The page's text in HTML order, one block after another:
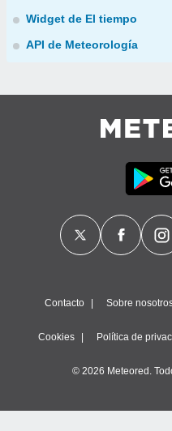
Widget de El tiempo
API de Meteorología
Contacto Sobre
Cookies Política de
© 2026 Meteored.